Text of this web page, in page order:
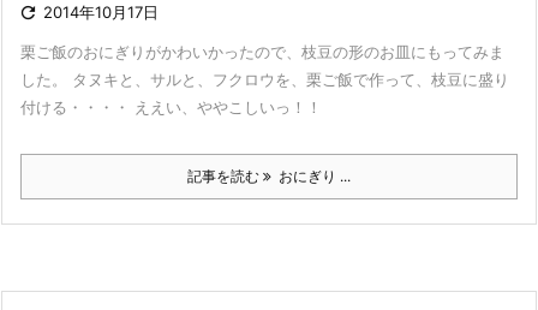
 2014年10月17日
栗ご飯のおにぎりがかわいかったので、枝豆の形のお皿にもってみま
した。 タヌキと、サルと、フクロウを、栗ご飯で作って、枝豆に盛り
付ける・・・・ ええい、ややこしいっ！！
記事を読む おにぎり ...